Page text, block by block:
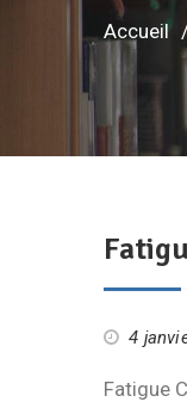
Accueil
4
Fatigue